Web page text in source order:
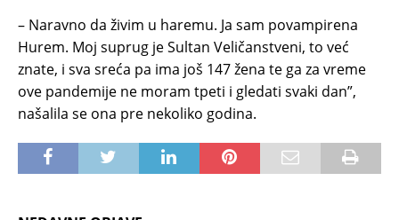
– Naravno da živim u haremu. Ja sam povampirena
Hurem. Moj suprug je Sultan Veličanstveni, to već
znate, i sva sreća pa ima još 147 žena te ga za vreme
ove pandemije ne moram tpeti i gledati svaki dan”,
našalila se ona pre nekoliko godina.